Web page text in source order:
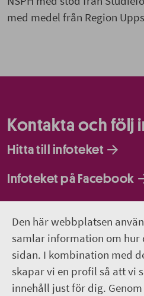
Den här webbplatsen
samlar information om hur
sidan. I kombination med
skapar vi en profil så att vi
innehåll just för dig.
med medel från Region
Kontakta och följ
Hitta till infoteket
Infoteket på Facebook
Infoteket Play - vår
018-611 66 77